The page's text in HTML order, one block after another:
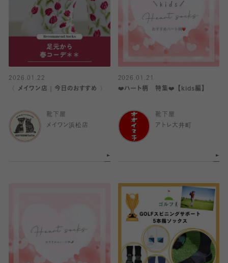
2026.01.22
〈 メイワン店｜今日のおすすめ 〉
靴下屋
メイワン浜松店
2026.01.21
❤️ハート柄 特集❤️ 【kids編】
靴下屋
アトレ大井町